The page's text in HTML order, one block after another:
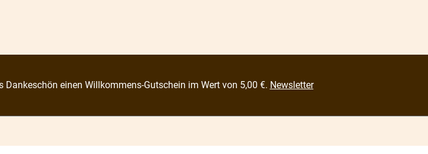
einen Willkommens-Gutschein im Wert von 5,00 €. Newsletter